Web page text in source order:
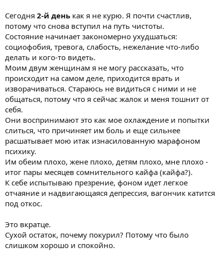
Сегодня 2-й день как я не курю. Я почти счастлив,
потому что снова вступил на путь чистоты.
Состояние начинает закономерно ухудшаться:
социофобия, тревога, слабость, нежелание что-либо
делать и кого-то видеть.
Моим двум женщинам я не могу рассказать, что
происходит на самом деле, приходится врать и
изворачиваться. Стараюсь не видиться с ними и не
общаться, потому что я сейчас жалок и меня тошнит от
себя.
Они воспринимают это как мое охлаждение и попытки
слиться, что причиняет им боль и еще сильнее
расшатывает мою итак изнасилованную марафоном
психику.
Им обеим плохо, жене плохо, детям плохо, мне плохо -
итог пары месяцев сомнительного кайфа (кайфа?).
К себе испытываю презрение, фоном идет легкое
отчаяние и надвигающаяся депрессия, вагончик катится
под откос.
Это вкратце.
Сухой остаток, почему покурил? Потому что было
слишком хорошо и спокойно.